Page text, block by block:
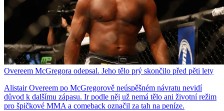
Overeem McGregora odepsal. Jeho tělo prý skončilo před pěti lety
Alistair Overeem po McGregorově neúspěšném návratu nevidí
důvod k dalšímu zápasu. Ir podle něj už nemá tělo ani životní režim
pro špičkové MMA a comeback označil za tah na peníze.